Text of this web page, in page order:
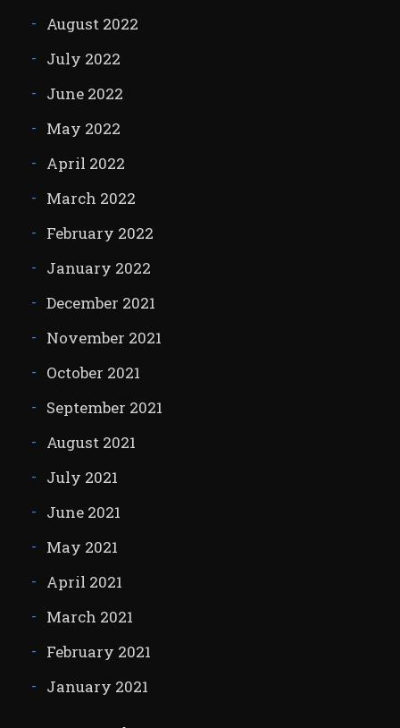
August 2022
July 2022
June 2022
May 2022
April 2022
March 2022
February 2022
January 2022
December 2021
November 2021
October 2021
September 2021
August 2021
July 2021
June 2021
May 2021
April 2021
March 2021
February 2021
January 2021